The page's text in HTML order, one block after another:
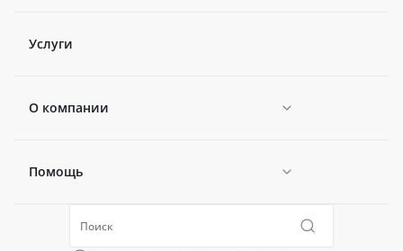
Услуги
О компании
Новости
Политика конфиденциальности
Помощь
Коллекции